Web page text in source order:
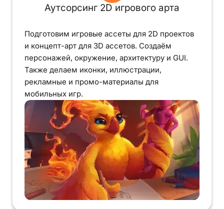
Аутсорсинг 2D игрового арта
Подготовим игровые ассеты для 2D проектов
и концепт-арт для 3D ассетов. Создаём
персонажей, окружение, архитектуру и GUI.
Также делаем иконки, иллюстрации,
рекламные и промо-материалы для
мобильных игр.